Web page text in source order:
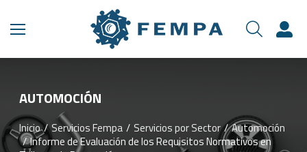
AUTOMOCIÓN
Estás aquí:
Inicio Servicios Fempa Servicios por Sector
Automoción
Informe de Evaluación de los Requisitos Normativos en